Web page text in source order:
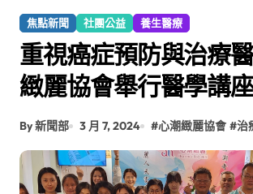
焦點新聞 社團公益 養生醫療
重視癌症預防與治療
緻麗協會舉行醫學講
By 新聞部 3 月 7, 2024 #心潮緻麗協會 #治